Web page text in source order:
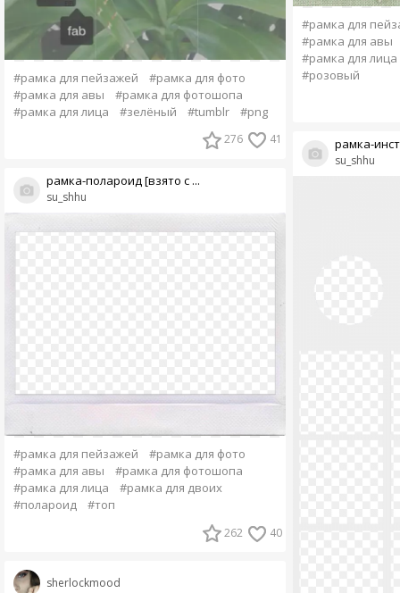
#рамка для пейзажей
#рамка для фото
#рамка для авы
#рамка для фотошопа
#рамка для лица
#зелёный #tumblr #png
276 41
su_shhu
рамка-полароид [взято с ...
#рамка для пейзажей
#рамка для фото
#рамка для авы
#рамка для фотошопа
#рамка для лица
#рамка для двоих
#полароид
#топ
262 40
sherlockmood
#рамка для
#рамка для авы
#рамка для лица
#розовый
su_shhu
рамка-